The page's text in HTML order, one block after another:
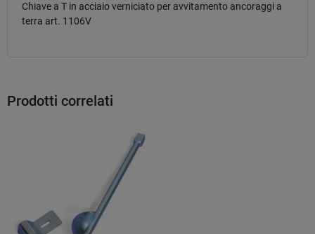
Chiave a T in acciaio verniciato per avvitamento ancoraggi a
terra art. 1106V
Prodotti correlati